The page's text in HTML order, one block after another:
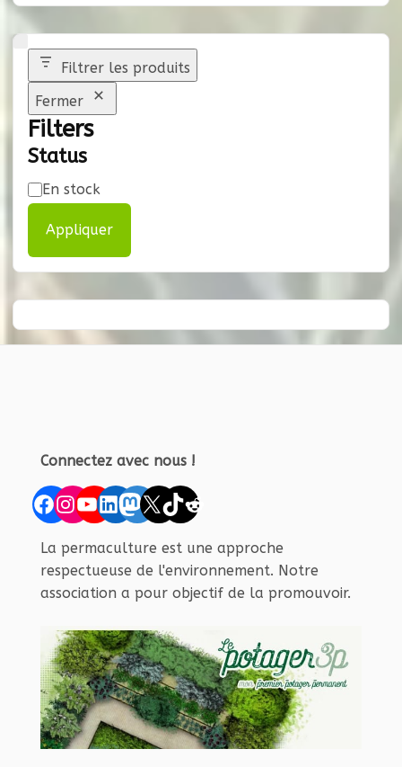
Filtrer les produits
Fermer
Filters
Status
Disponibilité
En stock
Appliquer
Connectez avec nous !
Facebook
Instagram
YouTube
LinkedIn
Mastodon
X TikTok
Reddit
La permaculture est une approche
respectueuse de l'environnement. Notre
association a pour objectif de la promouvoir.